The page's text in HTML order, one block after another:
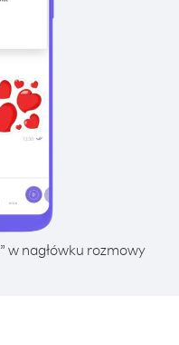
w nagłówku rozmowy